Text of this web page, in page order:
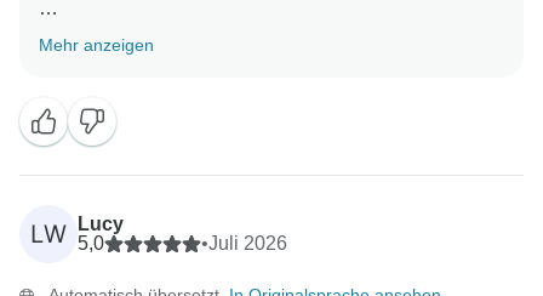
Es freut uns sehr zu hören, dass Sie eine so
Ihnen die ausgewogene Mischung aus im Preis
inbegriffenen Erlebnissen und optionalen Aktivitäten
gefallen hat und Sie dabei das Beste aus allem, was
Australien zu bieten hat, mitnehmen konnten.
Mehr anzeigen
LW
Lucy
5,0
•Juli 2026